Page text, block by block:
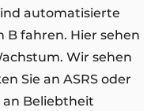
automatisierte
B fahren. Hier sehen
Wir sehen
Sie an ASRS oder
Beliebtheit